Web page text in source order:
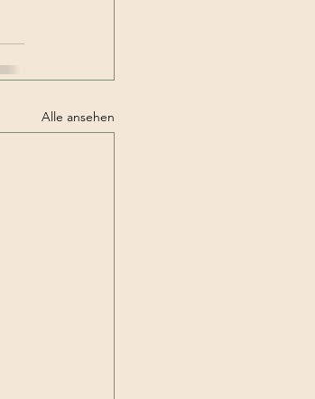
Alle ansehen